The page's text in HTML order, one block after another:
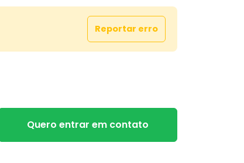
Reportar erro
Quero entrar em contato